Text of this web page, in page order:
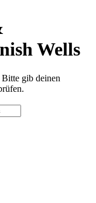
Wells
gib deinen